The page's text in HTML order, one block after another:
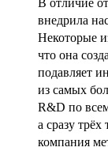
внедрила
Некоторые
что она
подавляет
из самых
R&D по
а сразу
компания